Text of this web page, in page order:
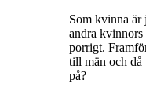
Som kvinna är
andra kvinnors
porrigt.
till män och då
på?